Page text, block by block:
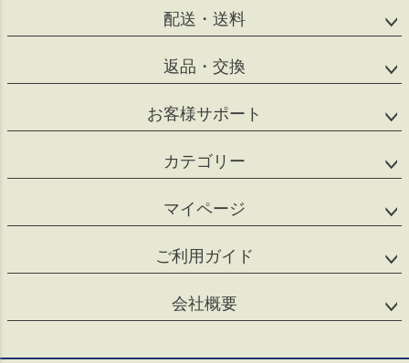
配送・送料
返品・交換
お客様サポート
カテゴリー
マイページ
ご利用ガイド
会社概要